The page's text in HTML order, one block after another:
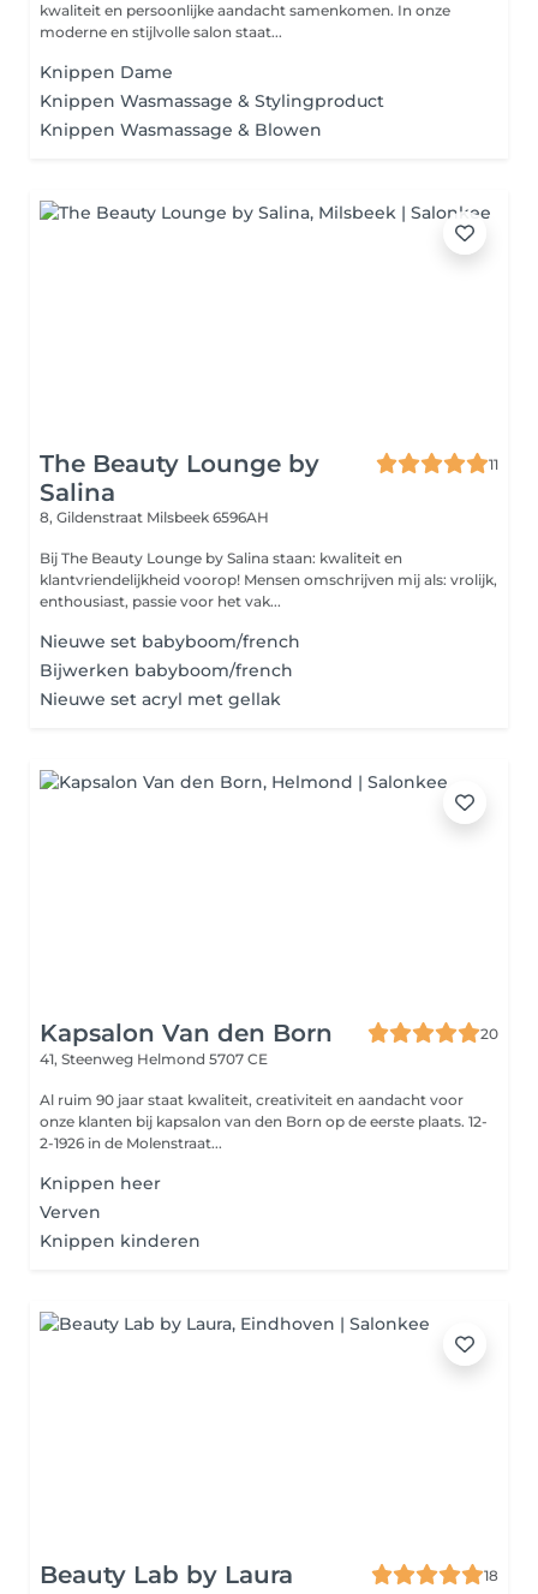
kwaliteit en persoonlijke aandacht samenkomen. In onze
moderne en stijlvolle salon staat...
Knippen Dame
Knippen Wasmassage & Stylingproduct
Knippen Wasmassage & Blowen
The Beauty Lounge by
Salina
11
8, Gildenstraat Milsbeek 6596AH
Bij The Beauty Lounge by Salina staan: kwaliteit en
klantvriendelijkheid voorop! Mensen omschrijven mij als: vrolijk,
enthousiast, passie voor het vak...
Nieuwe set babyboom/french
Bijwerken babyboom/french
Nieuwe set acryl met gellak
Kapsalon Van den Born
20
41, Steenweg Helmond 5707 CE
Al ruim 90 jaar staat kwaliteit, creativiteit en aandacht voor
onze klanten bij kapsalon van den Born op de eerste plaats. 12-
2-1926 in de Molenstraat...
Knippen heer
Verven
Knippen kinderen
Beauty Lab by Laura
18